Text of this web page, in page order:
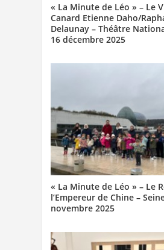
« La Minute de Léo » – Le
Canard Etienne Daho/
Delaunay – Théâtre
16 décembre 2025
« La Minute de Léo » – Le
l’Empereur de Chine –
novembre 2025